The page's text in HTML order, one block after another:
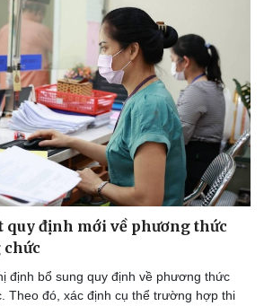
quy định mới về phương thức
chức
định bổ sung quy định về phương thức
Theo đó, xác định cụ thể trường hợp thi